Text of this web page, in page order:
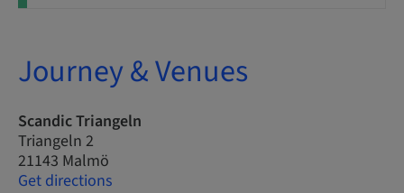
Journey & Venues
Scandic Triangeln
Triangeln 2
21143 Malmö
Get directions